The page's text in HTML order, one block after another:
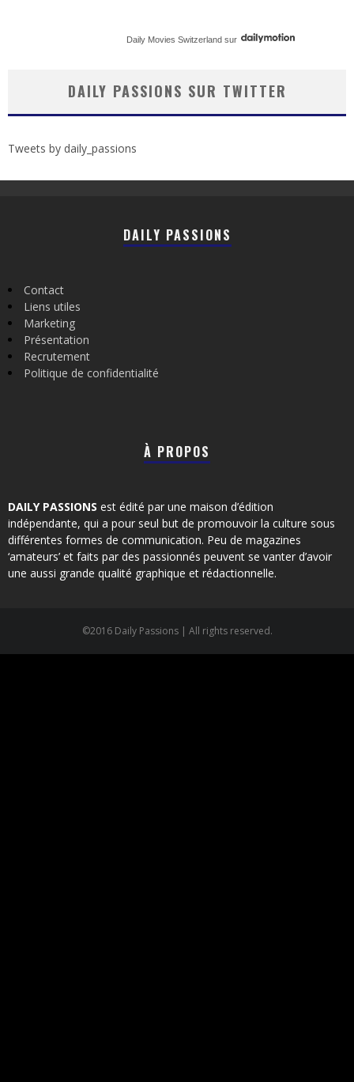
Daily Movies Switzerland sur
DAILY PASSIONS SUR TWITTER
Tweets by daily_passions
DAILY PASSIONS
Contact
Liens utiles
Marketing
Présentation
Recrutement
Politique de confidentialité
À PROPOS
DAILY PASSIONS est édité par une maison d’édition
indépendante, qui a pour seul but de promouvoir la culture sous
différentes formes de communication. Peu de magazines
‘amateurs’ et faits par des passionnés peuvent se vanter d’avoir
une aussi grande qualité graphique et rédactionnelle.
©2016 Daily Passions | All rights reserved.